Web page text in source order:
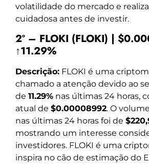
volatilidade do mercado e
cuidadosa antes de investir.
2º – FLOKI (FLOKI) |
↑11.29%
Descrição: FLOKI é uma
chamado a atenção devido ao
de 11.29% nas últimas 24 horas,
atual de $0.00008992. O
nas últimas 24 horas foi de
mostrando um interesse
investidores. FLOKI é uma
inspira no cão de estimação do